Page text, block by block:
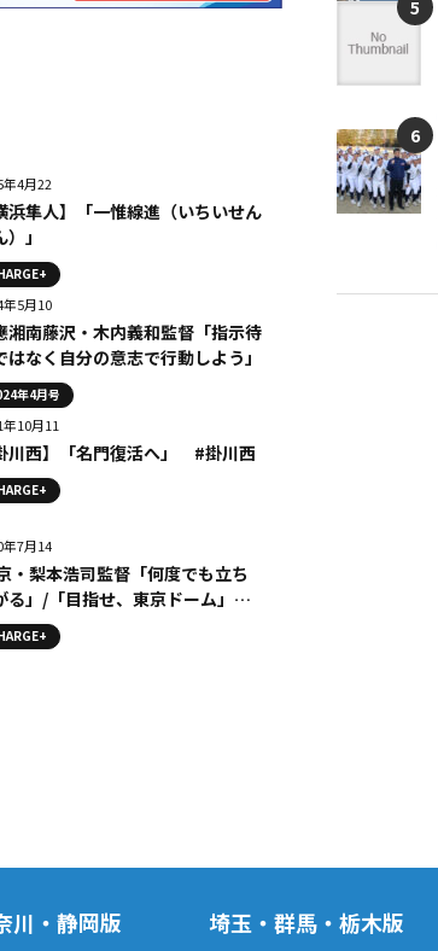
4月22
浜隼人】「一惟線進（いちいせん
）」
年5月10
湘南藤沢・木内義和監督「指示待
はなく自分の意志で行動しよう」
年4月号
10月11
川西】「名門復活へ」 #掛川西
年7月14
・梨本浩司監督「何度でも立ち
る」/「目指せ、東京ドーム」監
メント
川・静岡版 埼玉・群馬・栃木版